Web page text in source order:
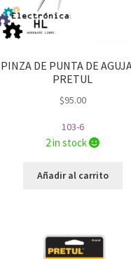
PINZA DE PUNTA DE
PRETUL
$95.00
103-6
2 in stock
Añadir al carrito